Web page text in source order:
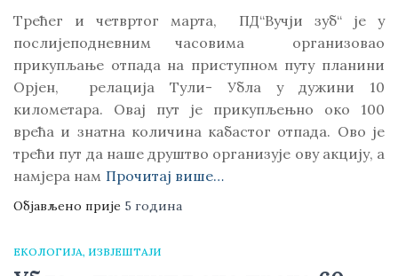
Трећег и четвртог марта, ПД“Вучји зуб“ је у
послијеподневним часовима организовао
прикупљање отпада на приступном путу планини
Орјен, релација Тули- Убла у дужини 10
километара. Овај пут је прикупљењно око 100
врећа и знатна количина кабастог отпада. Ово је
трећи пут да наше друштво организује ову акцију, а
намјера нам Прочитај више…
Објављено прије 5 година
ЕКОЛОГИЈА ИЗВЈЕШТАЈИ